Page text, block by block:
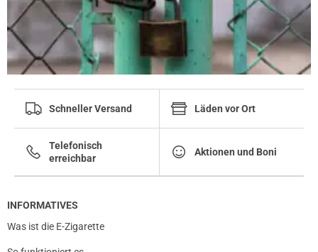
Schneller Versand Läden vor Ort
Telefonisch
erreichbar
Aktionen und Boni
INFORMATIVES
Was ist die E-Zigarette